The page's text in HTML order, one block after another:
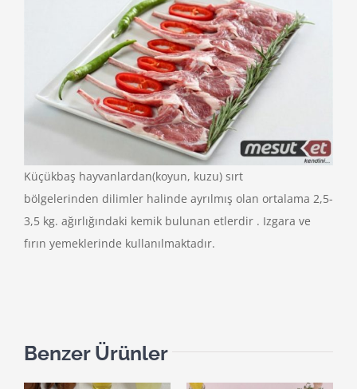
Küçükbaş hayvanlardan(koyun, kuzu) sırt
bölgelerinden dilimler halinde ayrılmış olan ortalama 2,5-
3,5 kg. ağırlığındaki kemik bulunan etlerdir . Izgara ve
fırın yemeklerinde kullanılmaktadır.
Benzer Ürünler